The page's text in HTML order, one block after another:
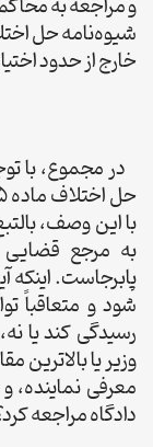
شیوه‌نامه حل
خارج از حدود
در مجموع، با
با این وصف،
به مرجع
پابرجاست. اینکه
شود و متعاقباً
رسیدگی کند یا
وزیر یا بالاترین
معرفی
دادگاه مراجعه